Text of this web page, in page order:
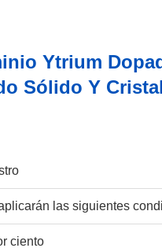
Ytrium
Sólido Y
las siguientes
ciento